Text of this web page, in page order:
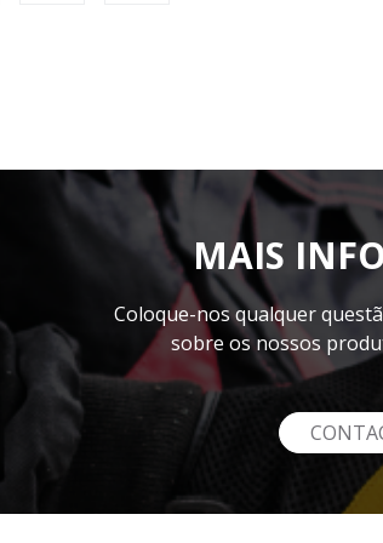
MAIS
Coloque-nos qualquer
sobre os nossos